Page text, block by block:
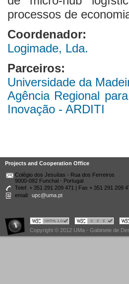
processos de
Coordenador:
Logimade, Lda.
Parceiros:
Universidade da
Agência Regional
Inovação - ARDITI
Projects and Cooperation Office
Colégio dos Jesuítas - Rua dos Ferreiros
9000-082 Funchal - Portugal
Telef. + 351 291 209 471 | Fax + 351 291 209
email: upc@uma.pt
Copyright © 2012 UMa - Gabinete de